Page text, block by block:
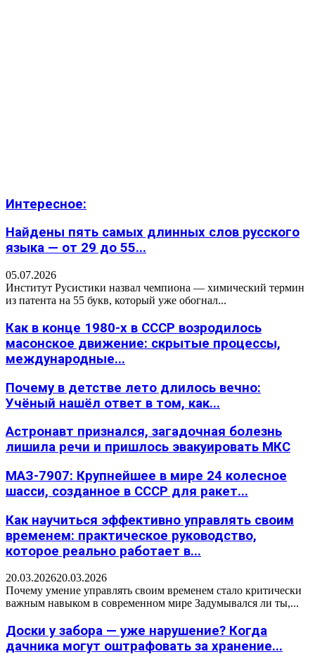
Интересное:
Найдены пять самых длинных слов русского
языка — от 29 до 55...
05.07.2026
Институт Русистики назвал чемпиона — химический термин
из патента на 55 букв, который уже обогнал...
Как в конце 1980-х в СССР возродилось
масонское движение: скрытые процессы,
международные...
Почему в детстве лето длилось вечно:
Учёный нашёл ответ в том, как...
Астронавт признался, загадочная болезнь
лишила речи и пришлось эвакуировать МКС
МАЗ-7907: Крупнейшее в мире 24 колесное
шасси, созданное в СССР для ракет...
Как научиться эффективно управлять своим
временем: практическое руководство,
которое реально работает в...
20.03.202620.03.2026
Почему умение управлять своим временем стало критически
важным навыком в современном мире Задумывался ли ты,...
Доски у забора — уже нарушение? Когда
дачника могут оштрафовать за хранение...